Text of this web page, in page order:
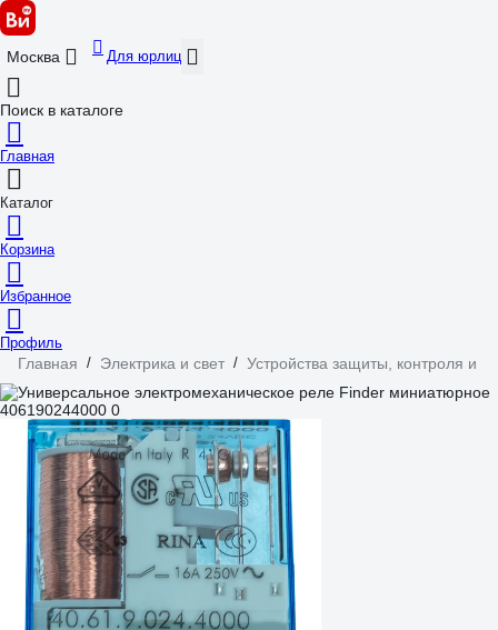
Москва Для юрлиц
Поиск в каталоге
Главная
Каталог
Корзина
Избранное
Профиль
Главная / Электрика и свет / Устройства защиты, контроля и